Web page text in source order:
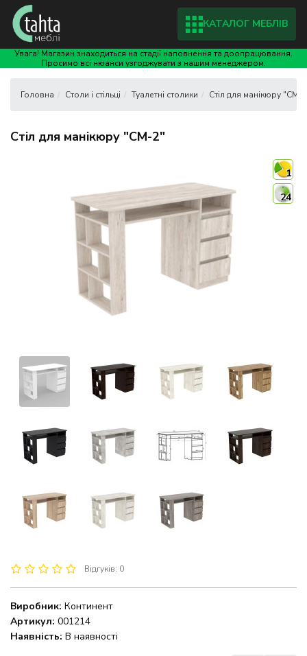
Увага! Магазин знаходиться на стадії наповнення та доопрацювання.
Просимо всі нюанси узгоджувати з нашим менеджером.
КАТАЛОГ МЕБЛІВ
Столи і стільці Туалетні столики Стіл для манікюру "СМ-
Стіл для манікюру "СМ-2"
1
24
Відгуків: 0
Виробник: Континент
Артикул: 001214
Наявність: В наявності